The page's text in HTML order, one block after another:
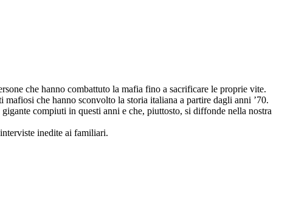
che hanno combattuto la mafia fino a sacrificare le proprie vite.
che hanno sconvolto la storia italiana a partire dagli anni ’70.
compiuti in questi anni e che, piuttosto, si diffonde nella nostra
inedite ai familiari.